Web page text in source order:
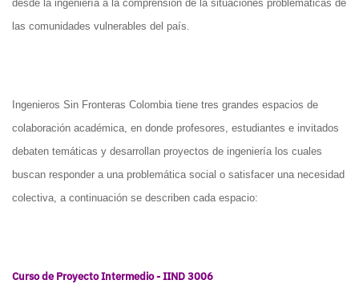
desde la ingeniería a la comprensión de la situaciones problemáticas de
las comunidades vulnerables del país.
Ingenieros Sin Fronteras Colombia tiene tres grandes espacios de
colaboración académica, en donde profesores, estudiantes e invitados
debaten temáticas y desarrollan proyectos de ingeniería los cuales
buscan responder a una problemática social o satisfacer una necesidad
colectiva, a continuación se describen cada espacio:
Curso de Proyecto Intermedio - IIND 3006